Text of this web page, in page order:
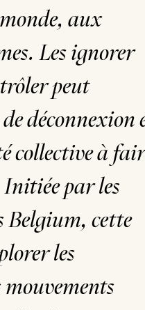
aux
Les ignorer
peut
déconnexion
collective à
par les
Belgium, cette
les
mouvements